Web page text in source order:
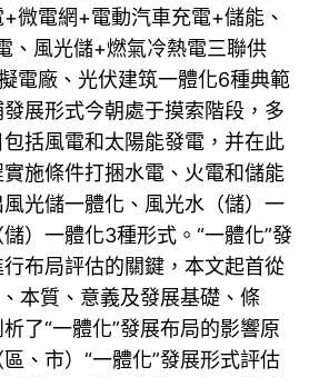
微電網+電動汽車充電+儲能、
、風光儲+燃氣冷熱電三聯供
電廠、光伏建筑一體化6種典範
展形式今朝處于摸索階段，多
括風電和太陽能發電，并在此
施條件打捆水電、火電和儲能
光儲一體化、風光水（儲）一
）一體化3種形式。“一體化”發
布局評估的關鍵，本文起首從
本質、意義及發展基礎、條
了“一體化”發展布局的影響原
、市）“一體化”發展形式評估